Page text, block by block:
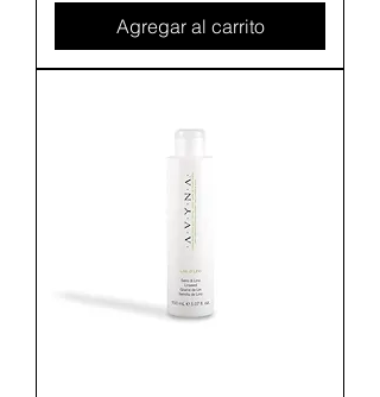
Agregar al carrito